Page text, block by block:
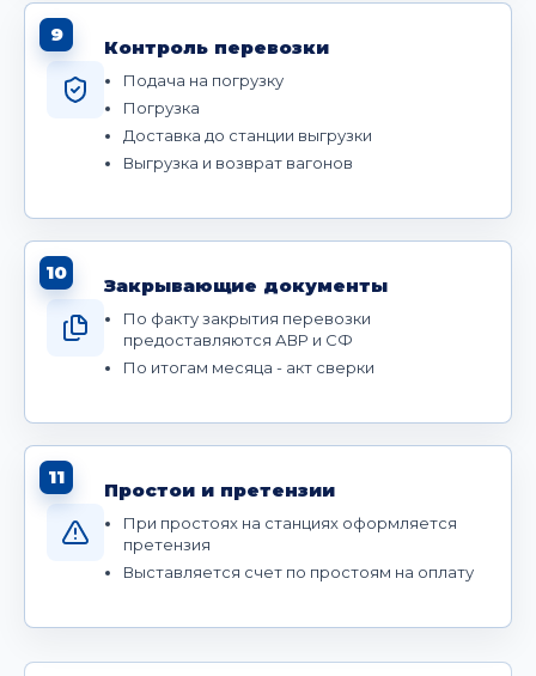
9
Контроль перевозки
Подача на погрузку
Погрузка
Доставка до станции выгрузки
Выгрузка и возврат вагонов
10
Закрывающие документы
По факту закрытия перевозки
предоставляются АВР и СФ
По итогам месяца - акт сверки
11
Простои и претензии
При простоях на станциях оформляется
претензия
Выставляется счет по простоям на оплату